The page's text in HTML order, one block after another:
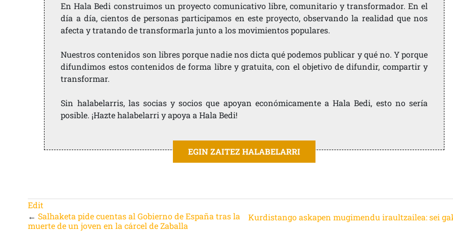
En Hala Bedi construimos un proyecto comunicativo libre, comunitario y transformador. En el
día a día, cientos de personas participamos en este proyecto, observando la realidad que nos
afecta y tratando de transformarla junto a los movimientos populares.
Nuestros contenidos son libres porque nadie nos dicta qué podemos publicar y qué no. Y porque
difundimos estos contenidos de forma libre y gratuita, con el objetivo de difundir, compartir y
transformar.
Sin halabelarris, las socias y socios que apoyan económicamente a Hala Bedi, esto no sería
posible. ¡Hazte halabelarri y apoya a Hala Bedi!
EGIN ZAITEZ HALABELARRI
Edit
←Salhaketa pide cuentas al Gobierno de España tras la
muerte de un joven en la cárcel de Zaballa
Kurdistango askapen mugimendu iraultzailea: sei